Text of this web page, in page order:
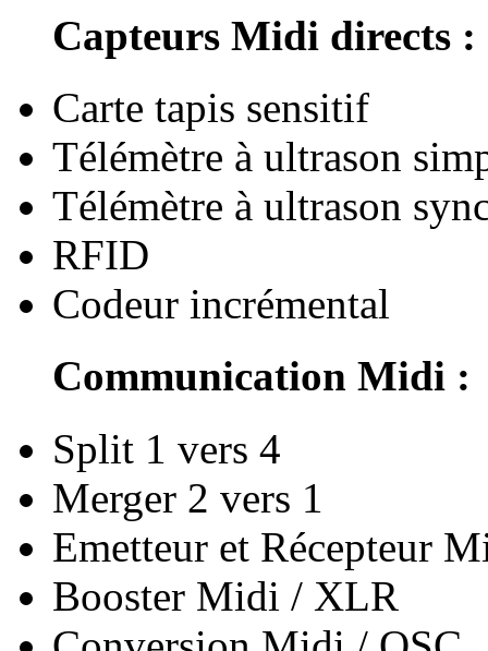
Capteurs Midi directs :
Carte tapis sensitif
Télémètre à ultrason
Télémètre à ultrason
RFID
Codeur incrémental
Communication Midi :
Split 1 vers 4
Merger 2 vers 1
Emetteur et Récepteur
Booster Midi / XLR